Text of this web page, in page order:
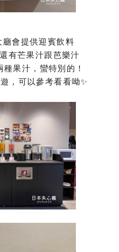
會提供迎賓飲料
有芒果汁跟芭樂汁
果汁，蠻特別的！
，可以參考看看呦✨